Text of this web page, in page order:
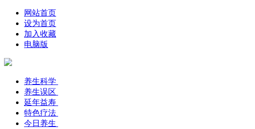
网站首页
设为首页
加入收藏
电脑版
养生科学
养生误区
延年益寿
特色疗法
今日养生